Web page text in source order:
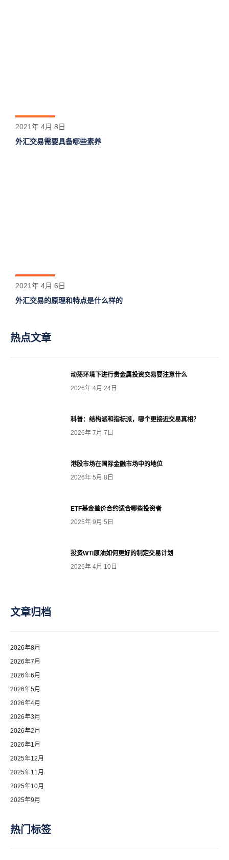
2021年 4月 8日
外汇交易需要具备哪些素养
2021年 4月 6日
外汇交易的原理和特点是什么样的
热点文章
动荡环境下进行贵金属投资交易要注意什么
2026年 4月 24日
科普：结构派和指标派，哪个更接近交易真相？
2026年 7月 7日
港股市场在国际金融市场中的地位
2026年 5月 8日
ETF基金差价合约适合哪些投资者
2025年 9月 5日
投资WTI原油如何更好的制定交易计划
2026年 4月 10日
文章归档
2026年8月
2026年7月
2026年6月
2026年5月
2026年4月
2026年3月
2026年2月
2026年1月
2025年12月
2025年11月
2025年10月
2025年9月
热门标签